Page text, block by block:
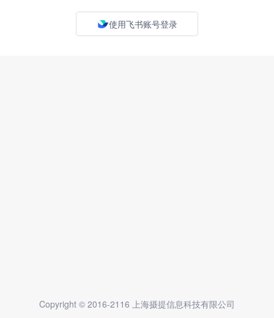
使用飞书账号登录
Copyright © 2016-2116 上海摄提信息科技有限公司